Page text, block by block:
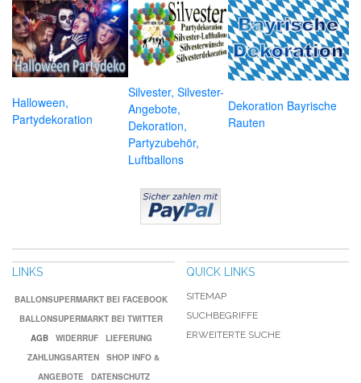
Halloween,
Partydekoration
Silvester, Silvester-
Angebote,
Dekoration,
Partyzubehör,
Luftballons
Dekoration Bayrische
Rauten
LINKS
BALLONSUPERMARKT BEI FACEBOOK
BALLONSUPERMARKT BEI TWITTER
AGB
WIDERRUF
LIEFERUNG
ZAHLUNGSARTEN
SHOP INFO &
ANGEBOTE
DATENSCHUTZ
QUICK LINKS
SITEMAP
SUCHBEGRIFFE
ERWEITERTE SUCHE